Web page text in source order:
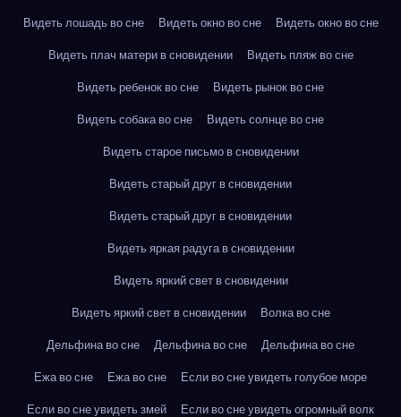
Видеть лошадь во сне
Видеть окно во сне
Видеть окно во сне
Видеть плач матери в сновидении
Видеть пляж во сне
Видеть ребенок во сне
Видеть рынок во сне
Видеть собака во сне
Видеть солнце во сне
Видеть старое письмо в сновидении
Видеть старый друг в сновидении
Видеть старый друг в сновидении
Видеть яркая радуга в сновидении
Видеть яркий свет в сновидении
Видеть яркий свет в сновидении
Волка во сне
Дельфина во сне
Дельфина во сне
Дельфина во сне
Ежа во сне
Ежа во сне
Если во сне увидеть голубое море
Если во сне увидеть змей
Если во сне увидеть огромный волк